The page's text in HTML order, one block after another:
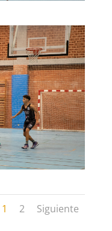
1 2 Siguiente